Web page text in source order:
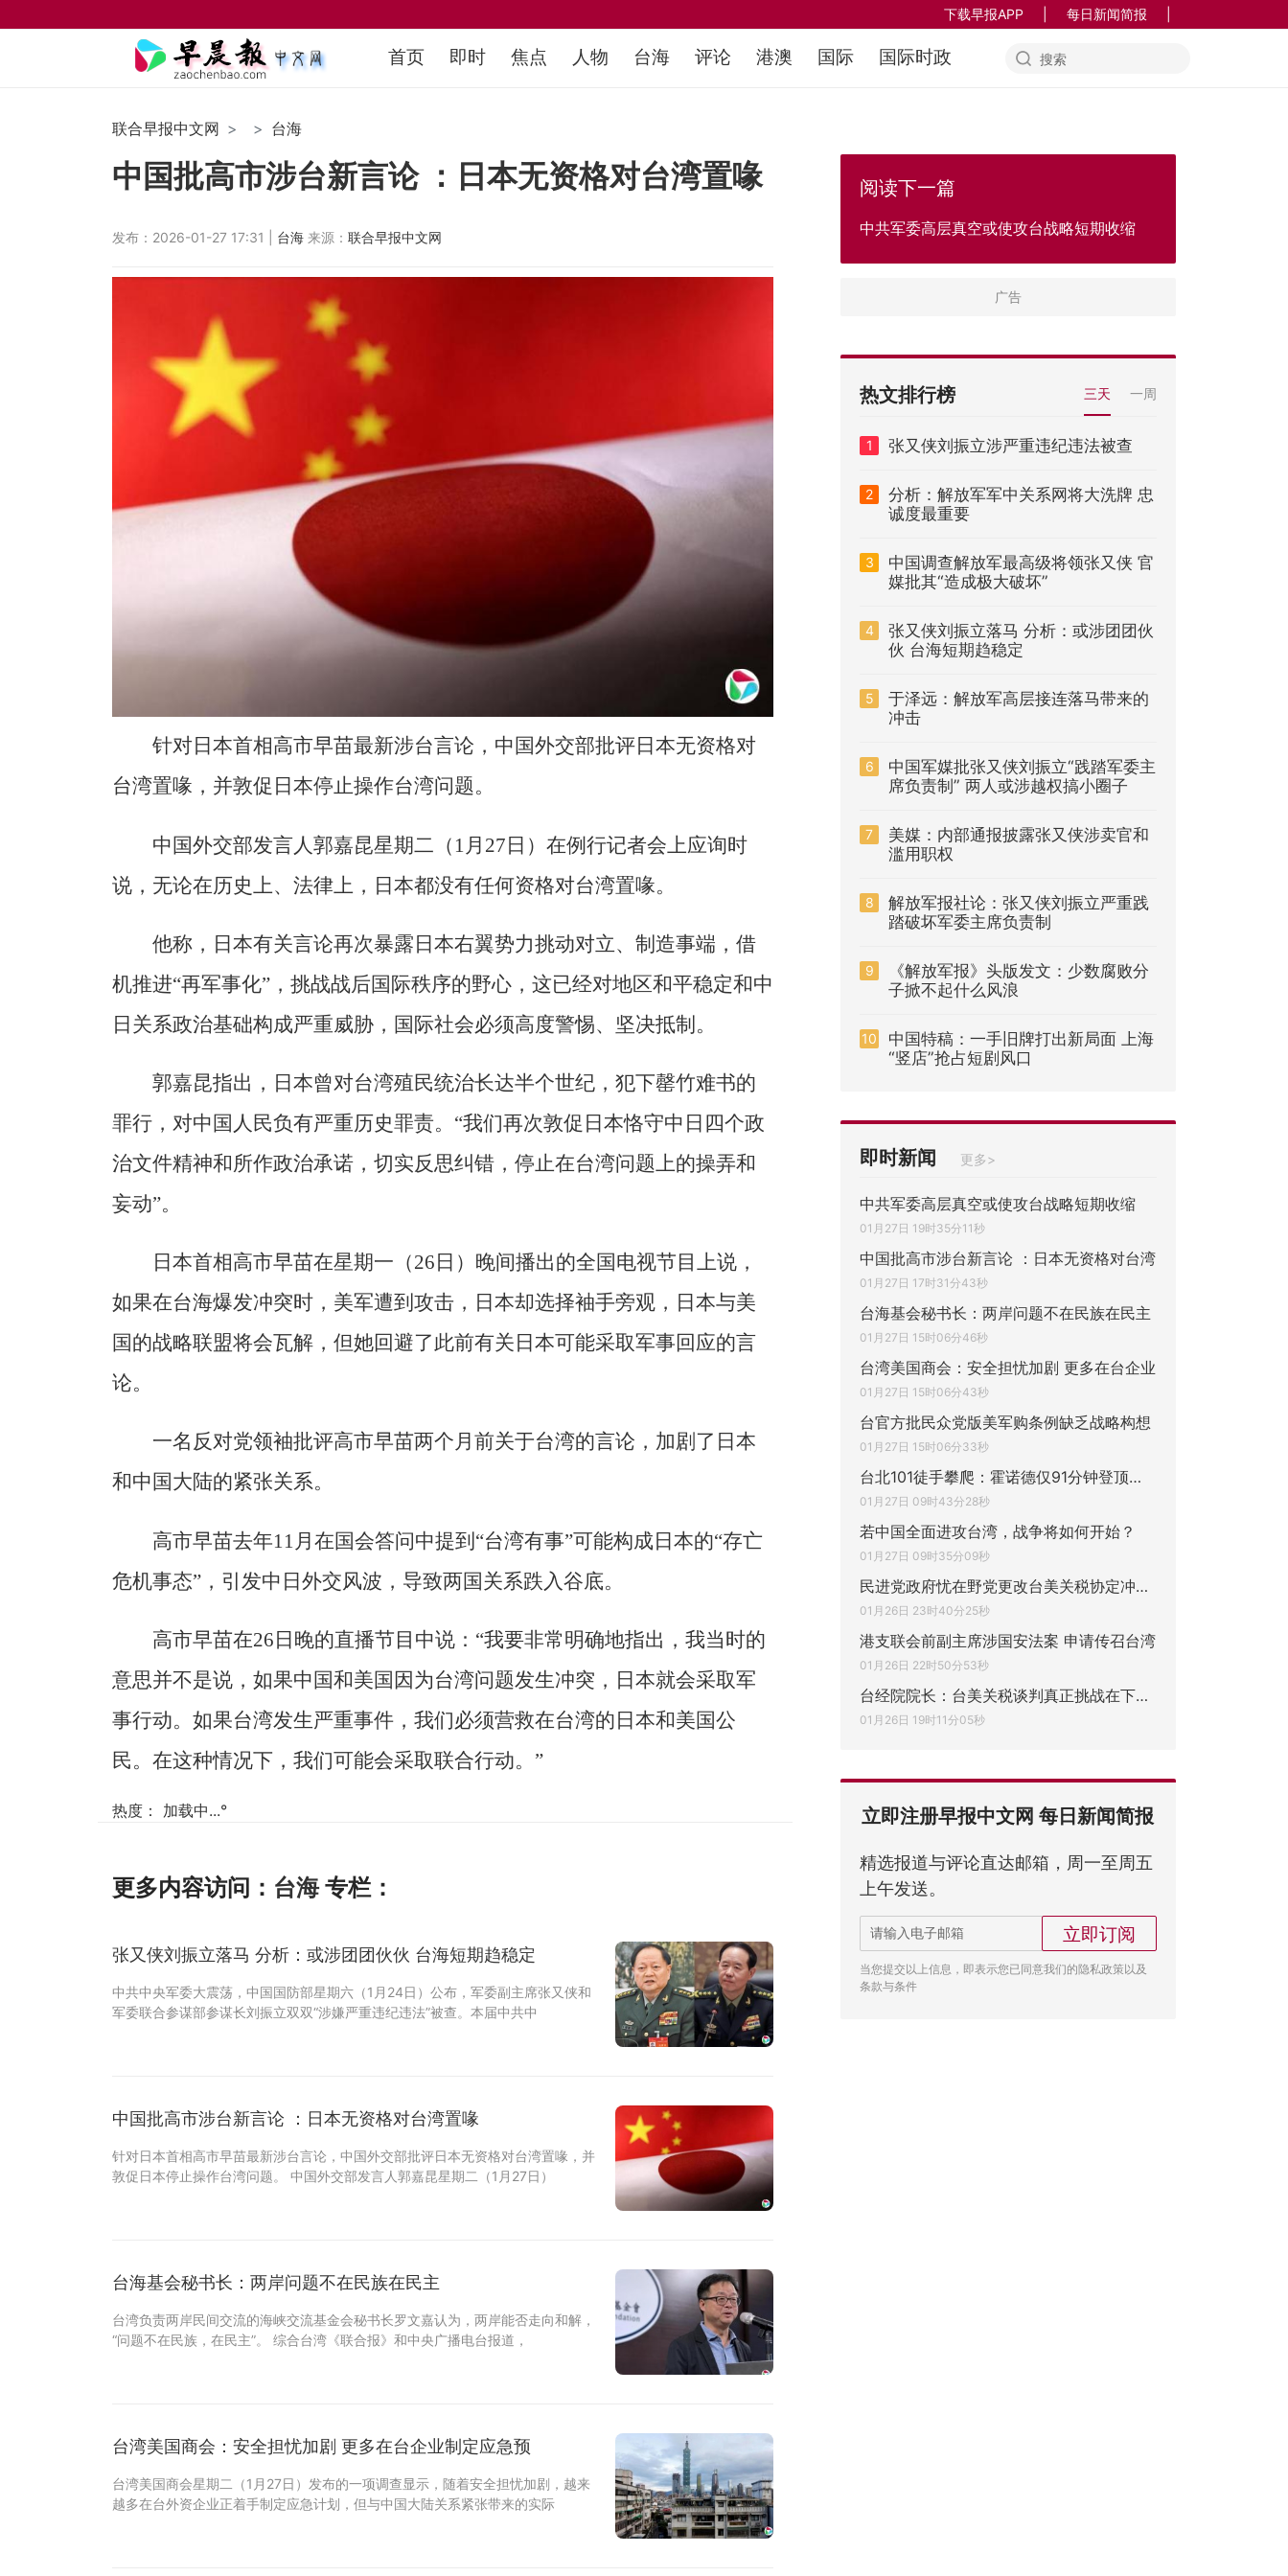
下载早报APP 每日新闻简报
首页 即时 焦点 人物 台海 评论 港澳 国际 国际时政
联合早报中文网 台海
中国批高市涉台新言论 ：日本无资格对台湾置喙
发布：2026-01-27 17:31 | 台海 来源： 联合早报中文网
针对日本首相高市早苗最新涉台言论，中国外交部批评日本无资格对
台湾置喙，并敦促日本停止操作台湾问题。
中国外交部发言人郭嘉昆星期二（1月27日）在例行记者会上应询时
说，无论在历史上、法律上，日本都没有任何资格对台湾置喙。
他称，日本有关言论再次暴露日本右翼势力挑动对立、制造事端，借
机推进“再军事化”，挑战战后国际秩序的野心，这已经对地区和平稳定和中
日关系政治基础构成严重威胁，国际社会必须高度警惕、坚决抵制。
郭嘉昆指出，日本曾对台湾殖民统治长达半个世纪，犯下罄竹难书的
罪行，对中国人民负有严重历史罪责。“我们再次敦促日本恪守中日四个政
治文件精神和所作政治承诺，切实反思纠错，停止在台湾问题上的操弄和
妄动”。
日本首相高市早苗在星期一（26日）晚间播出的全国电视节目上说，
如果在台海爆发冲突时，美军遭到攻击，日本却选择袖手旁观，日本与美
国的战略联盟将会瓦解，但她回避了此前有关日本可能采取军事回应的言
论。
一名反对党领袖批评高市早苗两个月前关于台湾的言论，加剧了日本
和中国大陆的紧张关系。
高市早苗去年11月在国会答问中提到“台湾有事”可能构成日本的“存亡
危机事态”，引发中日外交风波，导致两国关系跌入谷底。
高市早苗在26日晚的直播节目中说：“我要非常明确地指出，我当时的
意思并不是说，如果中国和美国因为台湾问题发生冲突，日本就会采取军
事行动。如果台湾发生严重事件，我们必须营救在台湾的日本和美国公
民。在这种情况下，我们可能会采取联合行动。”
热度： 加载中...°
更多内容访问： 台海专栏：
张又侠刘振立落马 分析：或涉团团伙伙 台海短期趋稳定
中共中央军委大震荡，中国国防部星期六（1月24日）公布，军委副主席张又侠和
军委联合参谋部参谋长刘振立双双“涉嫌严重违纪违法”被查。本届中共中
中国批高市涉台新言论 ：日本无资格对台湾置喙
针对日本首相高市早苗最新涉台言论，中国外交部批评日本无资格对台湾置喙，并
敦促日本停止操作台湾问题。 中国外交部发言人郭嘉昆星期二（1月27日）
台海基会秘书长：两岸问题不在民族在民主
台湾负责两岸民间交流的海峡交流基金会秘书长罗文嘉认为，两岸能否走向和解，
“问题不在民族，在民主”。 综合台湾《联合报》和中央广播电台报道，
台湾美国商会：安全担忧加剧 更多在台企业制定应急预
台湾美国商会星期二（1月27日）发布的一项调查显示，随着安全担忧加剧，越来
越多在台外资企业正着手制定应急计划，但与中国大陆关系紧张带来的实际
阅读下一篇
中共军委高层真空或使攻台战略短期收缩
热文排行榜 三天 一周
1 张又侠刘振立涉严重违纪违法被查
2
分析：解放军军中关系网将大洗牌 忠
诚度最重要
3
中国调查解放军最高级将领张又侠 官
媒批其“造成极大破坏”
4
张又侠刘振立落马 分析：或涉团团伙
伙 台海短期趋稳定
5
于泽远：解放军高层接连落马带来的
冲击
6
中国军媒批张又侠刘振立“践踏军委主
席负责制” 两人或涉越权搞小圈子
7
美媒：内部通报披露张又侠涉卖官和
滥用职权
8
解放军报社论：张又侠刘振立严重践
踏破坏军委主席负责制
9
《解放军报》头版发文：少数腐败分
子掀不起什么风浪
10
中国特稿：一手旧牌打出新局面 上海
“竖店”抢占短剧风口
即时新闻 更多>
中共军委高层真空或使攻台战略短期收缩
01月27日 19时35分11秒
中国批高市涉台新言论 ：日本无资格对台湾
01月27日 17时31分43秒
台海基会秘书长：两岸问题不在民族在民主
01月27日 15时06分46秒
台湾美国商会：安全担忧加剧 更多在台企业
01月27日 15时06分43秒
台官方批民众党版美军购条例缺乏战略构想
01月27日 15时06分33秒
台北101徒手攀爬：霍诺德仅91分钟登顶，妻
01月27日 09时43分28秒
若中国全面进攻台湾，战争将如何开始？
01月27日 09时35分09秒
民进党政府忧在野党更改台美关税协定冲击双
01月26日 23时40分25秒
港支联会前副主席涉国安法案 申请传召台湾
01月26日 22时50分53秒
台经院院长：台美关税谈判真正挑战在下一阶
01月26日 19时11分05秒
立即注册早报中文网 每日新闻简报
精选报道与评论直达邮箱，周一至周五
上午发送。
立即订阅
当您提交以上信息，即表示您已同意我们的隐私政策以及
条款与条件